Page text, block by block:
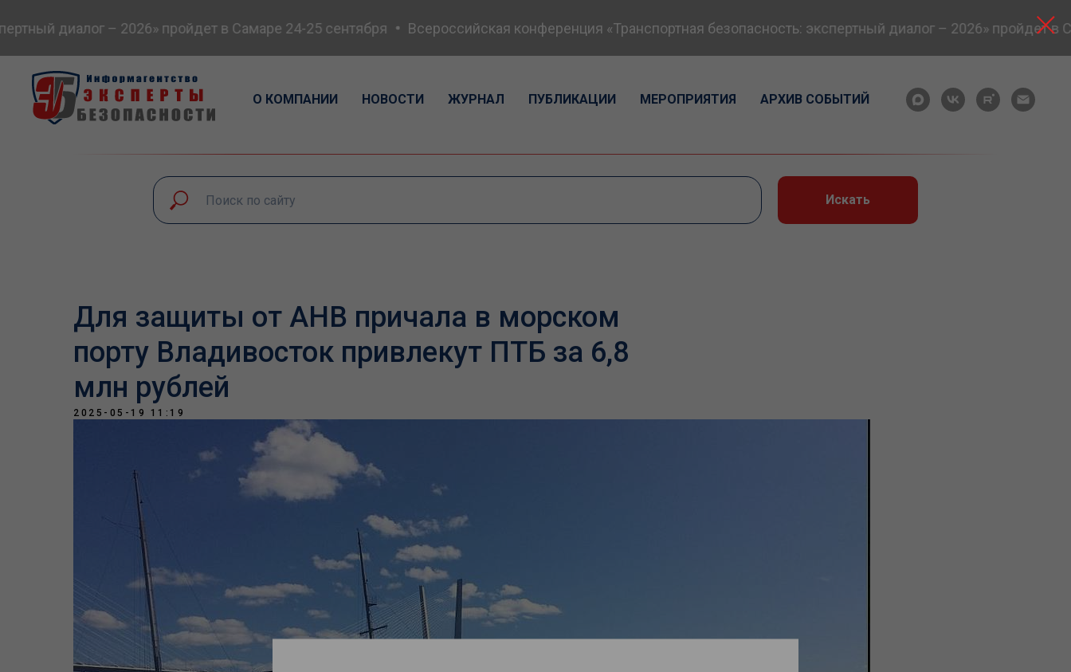
диалог – 2026» пройдет в Самаре 24-25 сентября Всероссийская конференция «Транспортная безопасность: экспертный диалог – 2026» пройдет в
О КОМПАНИИ НОВОСТИ ЖУРНАЛ ПУБЛИКАЦИИ МЕРОПРИЯТИЯ АРХИВ СОБЫТИЙ
Искать
Для защиты от АНВ причала в морском
порту Владивосток привлекут ПТБ за 6,8
млн рублей
2025-05-19 11:19